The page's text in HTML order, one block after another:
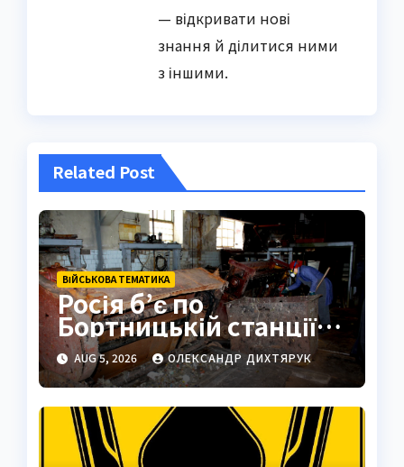
— відкривати нові
знання й ділитися ними
з іншими.
Related Post
ВІЙСЬКОВА ТЕМАТИКА
Росія б’є по
Бортницькій станції:
експерт попередив
про катастрофу
AUG 5, 2026 ОЛЕКСАНДР ДИХТЯРУК